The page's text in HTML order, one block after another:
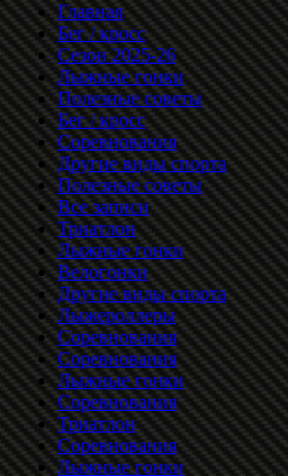
Главная
Бег / кросс
Сезон 2025-26
Лыжные гонки
Полезные советы
Бег / кросс
Соревнования
Другие виды спорта
Полезные советы
Все записи
Триатлон
Лыжные гонки
Велогонки
Другие виды спорта
Лыжероллеры
Соревнования
Соревнования
Лыжные гонки
Соревнования
Триатлон
Соревнования
Лыжные гонки